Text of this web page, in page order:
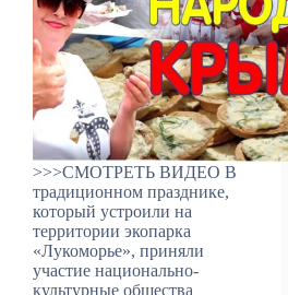
>>>СМОТРЕТЬ ВИДЕО В
традиционном празднике,
который устроили на
территории экопарка
«Лукоморье», приняли
участие национально-
культурные общества